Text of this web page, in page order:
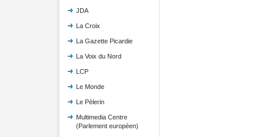
JDA
La Croix
La Gazette Picardie
La Voix du Nord
LCP
Le Monde
Le Pèlerin
Multimedia Centre
(Parlement européen)